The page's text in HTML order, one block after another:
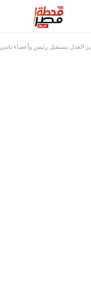
العدل يستقبل رئيس وأعضاء ناديي